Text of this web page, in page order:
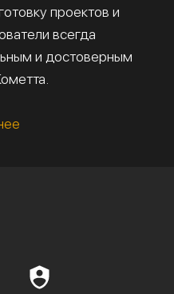
проектов и
всегда
и достоверным